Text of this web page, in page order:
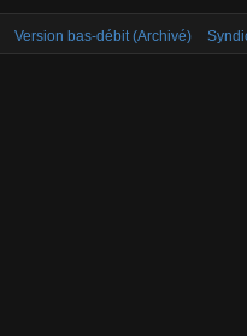
Version bas-débit (Archivé)